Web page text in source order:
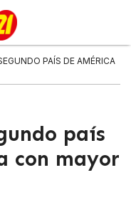
PAÍS DE AMÉRICA
país
con mayor